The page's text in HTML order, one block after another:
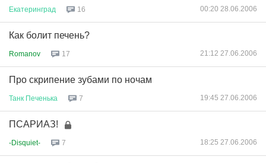
Екатеринград 16 00:20 28.06.2006
Как болит печень?
Romanov 17 21:12 27.06.2006
Про скрипение зубами по ночам
Танк Печенька 7 19:45 27.06.2006
ПСАРИАЗ!
-Disquiet- 7 18:25 27.06.2006